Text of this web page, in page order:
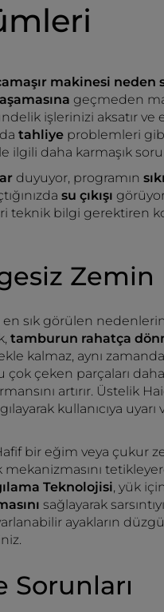
makinesi neden
geçmeden
işlerinizi aksatır
tahliye problemleri
ilgili daha karmaşık
duyuyor, programın
su çıkışı
teknik bilgi gerektiren
en sık görülen
tamburun rahatça
kalmaz, aynı
çok çeken parçaları
artırır. Üstelik
kullanıcıya
bir eğim veya çukur
Teknolojisi, yük
sağlayarak
ayakların
Sorunları